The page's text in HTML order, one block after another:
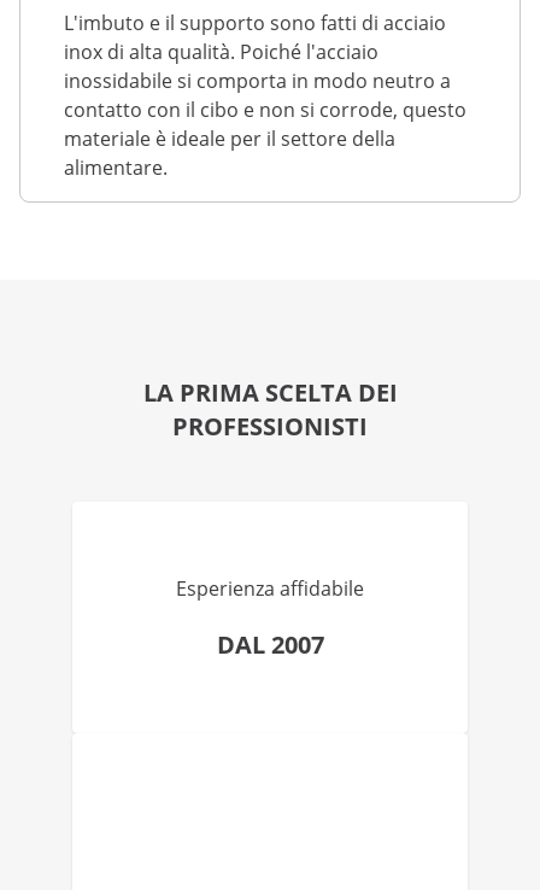
L'imbuto e il supporto sono fatti di acciaio
inox di alta qualità. Poiché l'acciaio
inossidabile si comporta in modo neutro a
contatto con il cibo e non si corrode, questo
materiale è ideale per il settore della
alimentare.
LA PRIMA SCELTA DEI
PROFESSIONISTI
Esperienza affidabile
DAL 2007